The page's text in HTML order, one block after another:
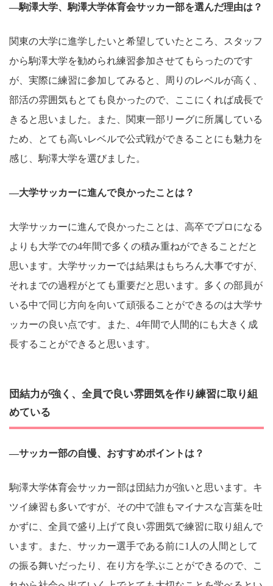
―駒澤大学、駒澤大学体育会サッカー部を選んだ理由は？
関東の大学に進学したいと希望していたところ、スタッフ
から駒澤大学を勧められ練習参加させてもらったのです
が、実際に練習に参加してみると、周りのレベルが高く、
部活の雰囲気もとても良かったので、ここにくれば成長で
きると思いました。また、関東一部リーグに所属している
ため、とても高いレベルで公式戦ができることにも魅力を
感じ、駒澤大学を選びました。
―大学サッカーに進んで良かったことは？
大学サッカーに進んで良かったことは、高卒でプロになる
よりも大学での4年間で多くの積み重ねができることだと
思います。大学サッカーでは結果はもちろん大事ですが、
それまでの過程がとても重要だと思います。多くの部員が
いる中で同じ方向を向いて頑張ることができるのは大学サ
ッカーの良い点です。また、4年間で人間的にも大きく成
長することができると思います。
団結力が強く、全員で良い雰囲気を作り練習に取り組
めている
―サッカー部の自慢、おすすめポイントは？
駒澤大学体育会サッカー部は団結力が強いと思います。キ
ツイ練習も多いですが、その中で誰もマイナスな言葉を吐
かずに、全員で盛り上げて良い雰囲気で練習に取り組んで
います。また、サッカー選手である前に1人の人間として
の振る舞いだったり、在り方を学ぶことができるので、こ